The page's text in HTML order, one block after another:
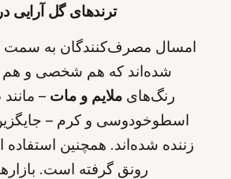
ترندهای گل آرایی در
امسال مصرف‌کنندگان به سمت
شده‌اند که هم شخصی و هم
رنگ‌های ملایم و مات –
اسطوخودوسی و کرم –
زننده شده‌اند. همچنین استفاده
رونق گرفته است.